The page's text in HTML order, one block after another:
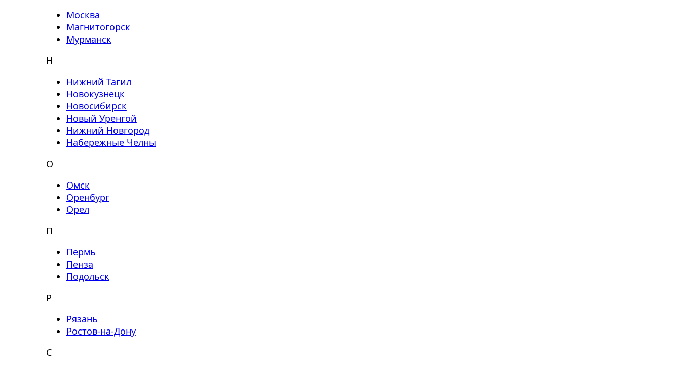
Москва
Магнитогорск
Мурманск
Н
Нижний Тагил
Новокузнецк
Новосибирск
Новый Уренгой
Нижний Новгород
Набережные Челны
О
Омск
Оренбург
Орел
П
Пермь
Пенза
Подольск
Р
Рязань
Ростов-на-Дону
С